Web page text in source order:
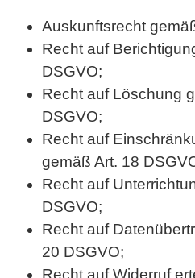
Auskunftsrecht
Recht auf
DSGVO;
Recht auf Löschung
DSGVO;
Recht auf
gemäß Art. 18
Recht auf
DSGVO;
Recht auf
20 DSGVO;
Recht auf Widerruf